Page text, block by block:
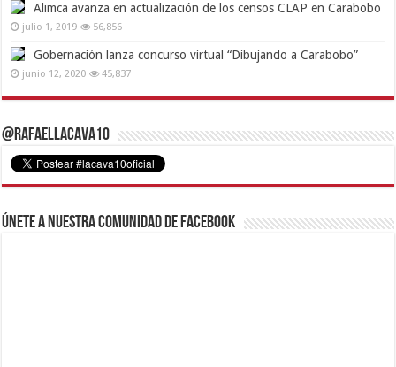
Alimca avanza en actualización de los censos CLAP en Carabobo
julio 1, 2019 56,856
Gobernación lanza concurso virtual “Dibujando a Carabobo”
junio 12, 2020 45,837
@RafaelLacava10
Únete a nuestra comunidad de Facebook